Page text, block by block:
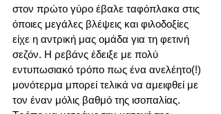
στον πρώτο γύρο έβαλε ταφόπλακα στις
όποιες μεγάλες βλέψεις και φιλοδοξίες
είχε η αντρική μας ομάδα για τη φετινή
σεζόν. Η ρεβάνς έδειξε με πολύ
εντυπωσιακό τρόπο πως ένα ανελέητο(!)
μονότερμα μπορεί τελικά να αμειφθεί με
τον έναν μόλις βαθμό της ισοπαλίας.